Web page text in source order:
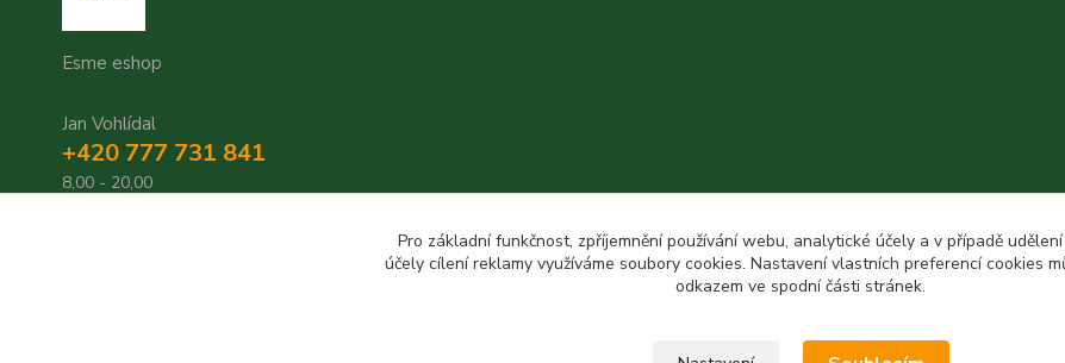
Esme eshop
Jan Vohlídal
+420 777 731 841
8,00 - 20,00
Pro základní funkčnost, zpříjemnění používání webu, analytické účely a v případě
účely cílení reklamy využíváme soubory cookies. Nastavení vlastních preferencí cookies
odkazem ve spodní části stránek.